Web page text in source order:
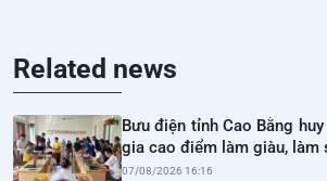
Related news
Bưu điện tỉnh Cao Bằng
gia cao điểm làm giàu, làm
07/08/2026 16:16